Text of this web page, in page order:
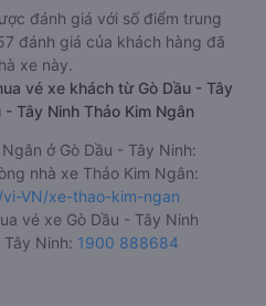
đánh giá với số điểm trung
đánh giá của khách hàng đã
xe này.
vé xe khách từ Gò Dầu - Tây
Tây Ninh Thảo Kim Ngân
ở Gò Dầu - Tây Ninh:
nhà xe Thảo Kim Ngân:
VN/xe-thao-kim-ngan
vé xe Gò Dầu - Tây Ninh
Ninh: 1900 888684